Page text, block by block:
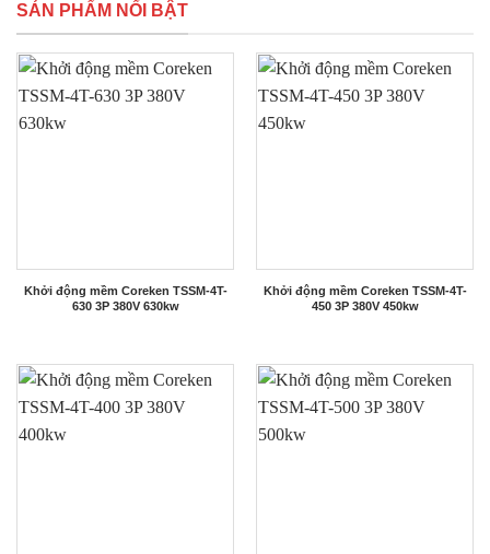
SẢN PHẨM NỔI BẬT
Khởi động mềm Coreken TSSM-4T-
630 3P 380V 630kw
Khởi động mềm Coreken TSSM-4T-
450 3P 380V 450kw